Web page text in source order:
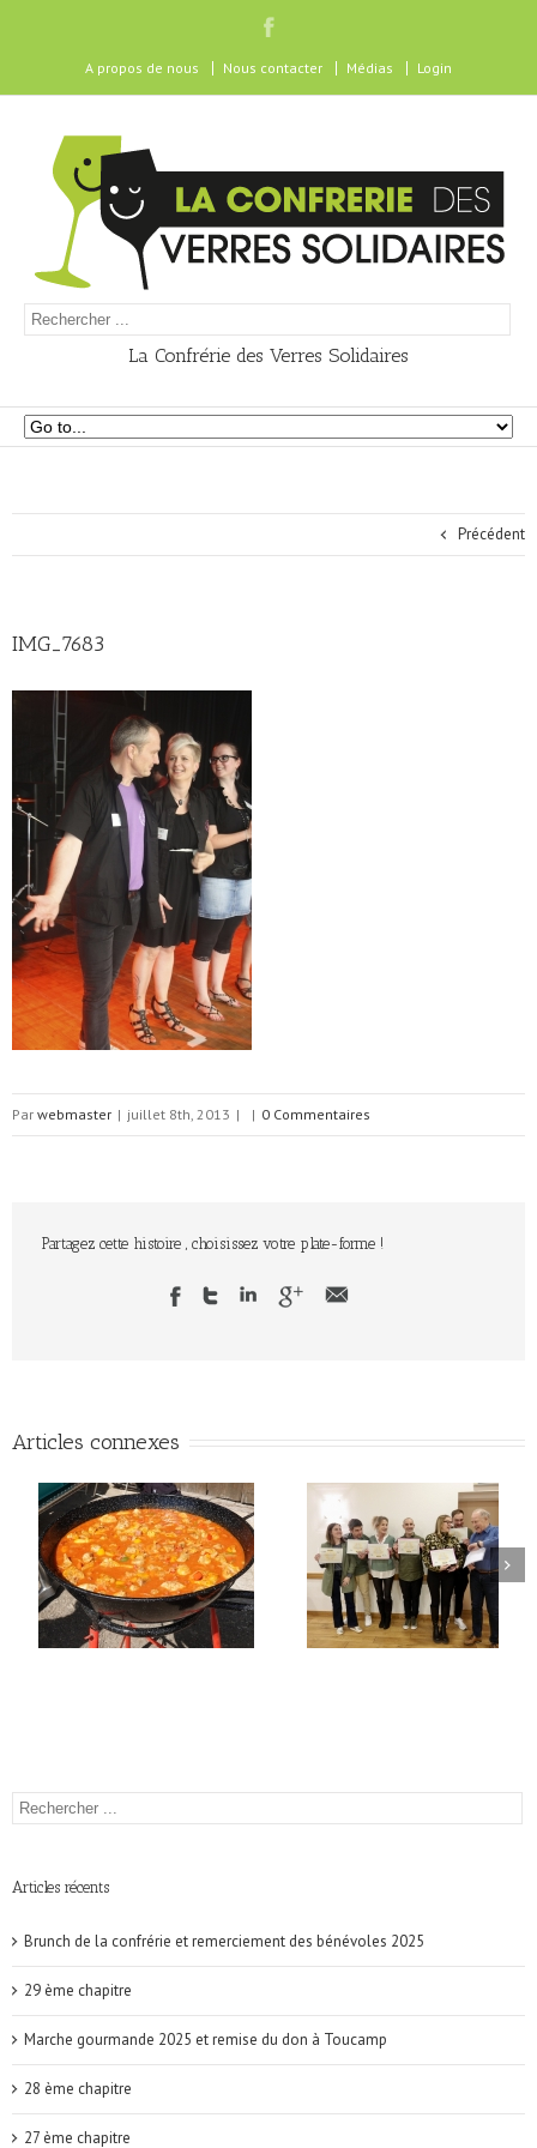
A propos de nous Nous contacter Médias Login
La Confrérie des Verres Solidaires
Précédent
IMG_7683
Par webmaster | juillet 8th, 2013 | | 0 Commentaires
Partagez cette histoire , choisissez votre plate-forme !
Articles connexes
Articles récents
Brunch de la confrérie et remerciement des bénévoles 2025
29 ème chapitre
Marche gourmande 2025 et remise du don à Toucamp
28 ème chapitre
27 ème chapitre